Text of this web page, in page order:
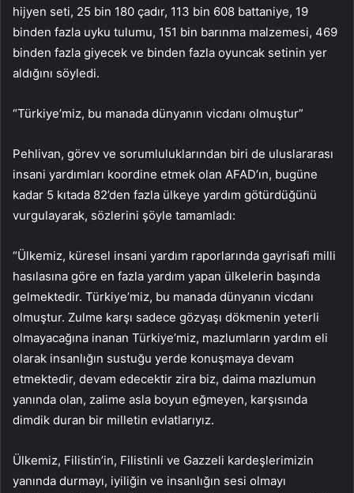
hijyen seti, 25 bin 180 çadır, 113 bin 608 battaniye, 19
binden fazla uyku tulumu, 151 bin barınma malzemesi, 469
binden fazla giyecek ve binden fazla oyuncak setinin yer
aldığını söyledi.
“Türkiye’miz, bu manada dünyanın vicdanı olmuştur”
Pehlivan, görev ve sorumluluklarından biri de uluslararası
insani yardımları koordine etmek olan AFAD’ın, bugüne
kadar 5 kıtada 82’den fazla ülkeye yardım götürdüğünü
vurgulayarak, sözlerini şöyle tamamladı:
“Ülkemiz, küresel insani yardım raporlarında gayrisafi milli
hasılasına göre en fazla yardım yapan ülkelerin başında
gelmektedir. Türkiye’miz, bu manada dünyanın vicdanı
olmuştur. Zulme karşı sadece gözyaşı dökmenin yeterli
olmayacağına inanan Türkiye’miz, mazlumların yardım eli
olarak insanlığın sustuğu yerde konuşmaya devam
etmektedir, devam edecektir zira biz, daima mazlumun
yanında olan, zalime asla boyun eğmeyen, karşısında
dimdik duran bir milletin evlatlarıyız.
Ülkemiz, Filistin’in, Filistinli ve Gazzeli kardeşlerimizin
yanında durmayı, iyiliğin ve insanlığın sesi olmayı